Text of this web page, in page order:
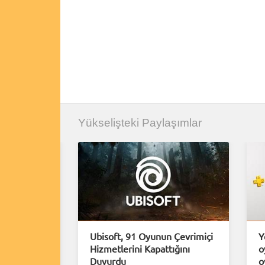
Yükselişteki Paylaşımlar
Ubisoft, 91 Oyunun Çevrimiçi
Hizmetlerini Kapattığını
Duyurdu